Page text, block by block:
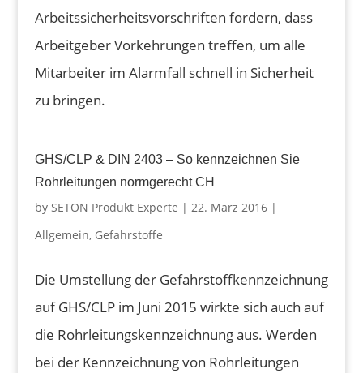
Arbeitssicherheitsvorschriften fordern, dass
Arbeitgeber Vorkehrungen treffen, um alle
Mitarbeiter im Alarmfall schnell in Sicherheit
zu bringen.
GHS/CLP & DIN 2403 – So kennzeichnen Sie
Rohrleitungen normgerecht CH
by SETON Produkt Experte | 22. März 2016|
Allgemein, Gefahrstoffe
Die Umstellung der Gefahrstoffkennzeichnung
auf GHS/CLP im Juni 2015 wirkte sich auch auf
die Rohrleitungskennzeichnung aus. Werden
bei der Kennzeichnung von Rohrleitungen